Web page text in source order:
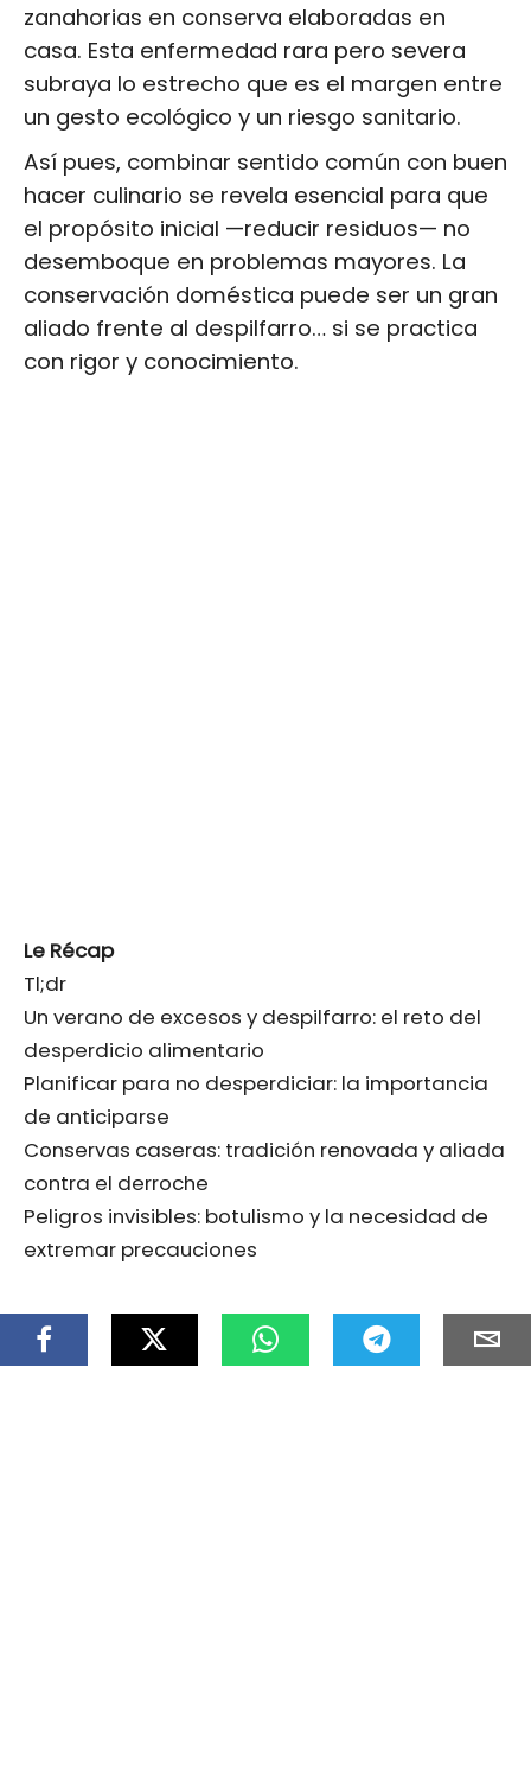
zanahorias en conserva elaboradas en
casa. Esta enfermedad rara pero severa
subraya lo estrecho que es el margen entre
un gesto ecológico y un riesgo sanitario.
Así pues, combinar sentido común con buen
hacer culinario se revela esencial para que
el propósito inicial —reducir residuos— no
desemboque en problemas mayores. La
conservación doméstica puede ser un gran
aliado frente al despilfarro… si se practica
con rigor y conocimiento.
Le Récap
Tl;dr
Un verano de excesos y despilfarro: el reto del
desperdicio alimentario
Planificar para no desperdiciar: la importancia
de anticiparse
Conservas caseras: tradición renovada y aliada
contra el derroche
Peligros invisibles: botulismo y la necesidad de
extremar precauciones